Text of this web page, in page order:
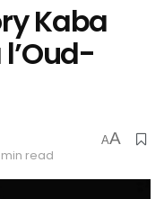
Kaba
read
AA